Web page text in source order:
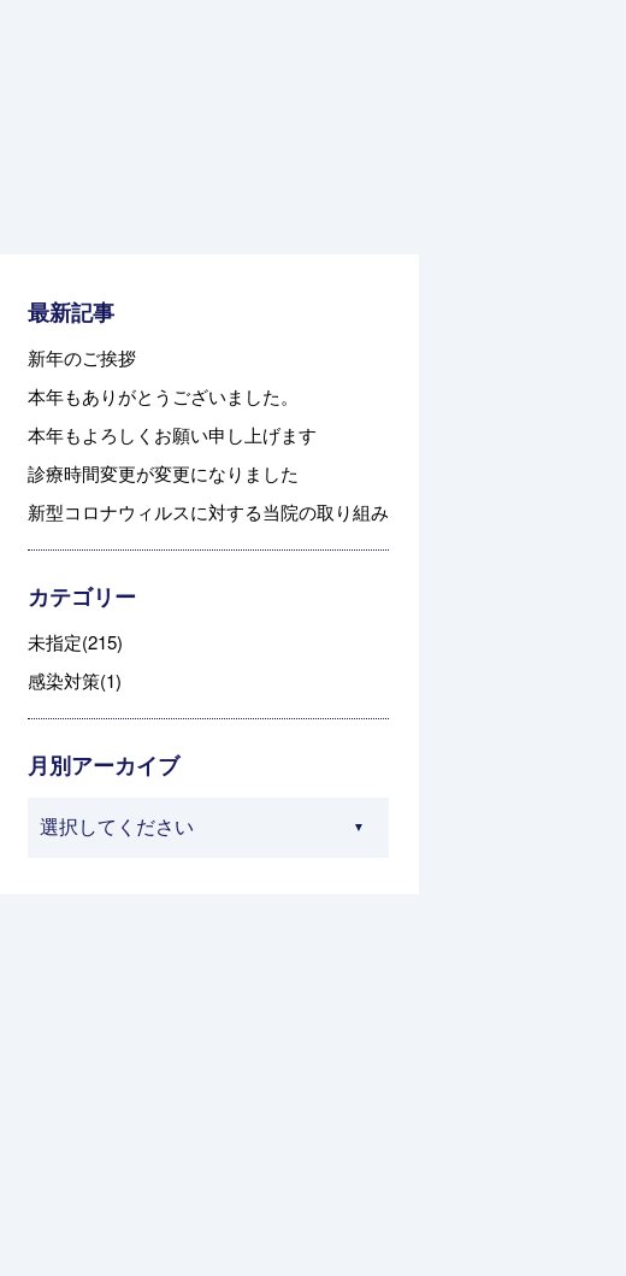
最新記事
新年のご挨拶
本年もありがとうございました。
本年もよろしくお願い申し上げます
診療時間変更が変更になりました
新型コロナウィルスに対する当院の取り組み
カテゴリー
未指定(215)
感染対策(1)
月別アーカイブ